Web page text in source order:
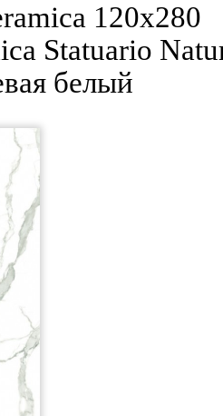
120x280
Statuario
белый